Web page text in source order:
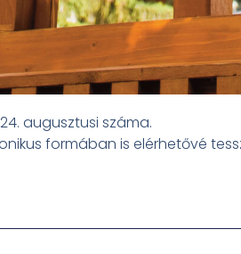
augusztusi száma.
formában is elérhetővé